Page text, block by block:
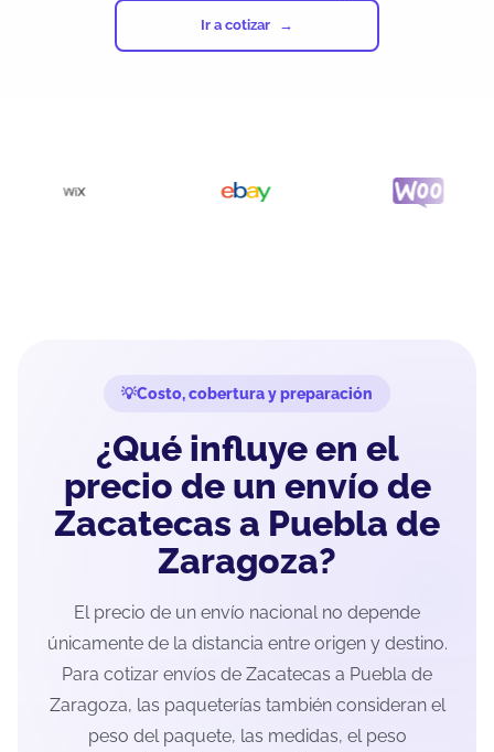
Ir a cotizar
Costo, cobertura y preparación
¿Qué influye en el
precio de un envío de
Zacatecas a Puebla de
Zaragoza?
El precio de un envío nacional no depende
únicamente de la distancia entre origen y destino.
Para cotizar envíos de Zacatecas a Puebla de
Zaragoza, las paqueterías también consideran el
peso del paquete, las medidas, el peso